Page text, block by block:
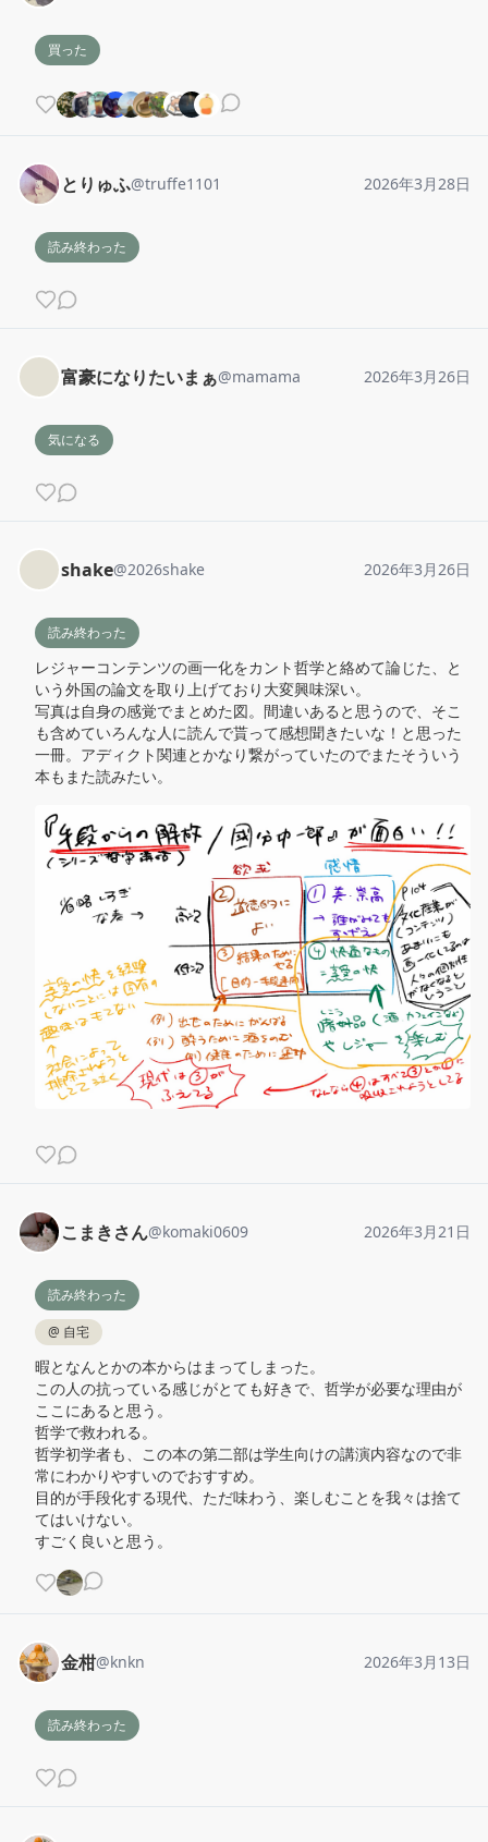
買った
とりゅふ@truffe1101 2026年3月28日
読み終わった
富豪になりたいまぁ@mamama 2026年3月26日
気になる
shake@2026shake 2026年3月26日
読み終わった
レジャーコンテンツの画一化をカント哲学と絡めて論じた、と
いう外国の論文を取り上げており大変興味深い。
写真は自身の感覚でまとめた図。間違いあると思うので、そこ
も含めていろんな人に読んで貰って感想聞きたいな！と思った
一冊。アディクト関連とかなり繋がっていたのでまたそういう
本もまた読みたい。
こまきさん@komaki0609 2026年3月21日
読み終わった
@ 自宅
暇となんとかの本からはまってしまった。
この人の抗っている感じがとても好きで、哲学が必要な理由が
ここにあると思う。
哲学で救われる。
哲学初学者も、この本の第二部は学生向けの講演内容なので非
常にわかりやすいのでおすすめ。
目的が手段化する現代、ただ味わう、楽しむことを我々は捨て
てはいけない。
すごく良いと思う。
金柑@knkn 2026年3月13日
読み終わった